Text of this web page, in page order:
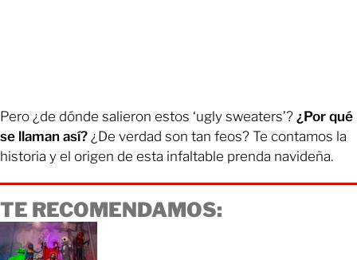
Pero ¿de dónde salieron estos ‘ugly sweaters’? ¿Por qué
se llaman así? ¿De verdad son tan feos? Te contamos la
historia y el origen de esta infaltable prenda navideña.
TE RECOMENDAMOS: